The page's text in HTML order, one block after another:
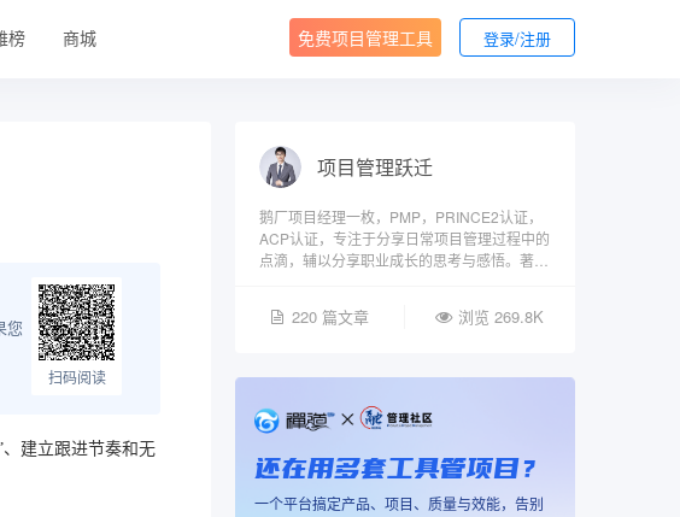
榜 商城 免费项目管理工具 登录/注册
您
扫码阅读
建立跟进节奏和无
项目管理跃迁
鹅厂项目经理一枚，PMP，PRINCE2认证，
ACP认证，专注于分享日常项目管理过程中的
点滴，辅以分享职业成长的思考与感悟。著有
220 篇文章 浏览 269.8K
还在用多套工具管项目？
一个平台搞定产品、项目、质量与效能，告别